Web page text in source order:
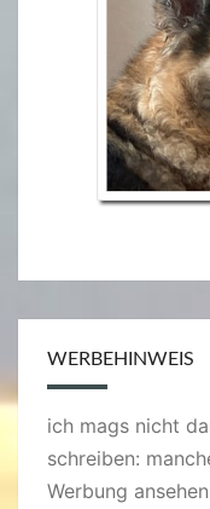
WERBEHINWEIS
ich mags nicht
schreiben:
Werbung